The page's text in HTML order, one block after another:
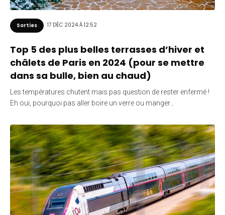
Sorties 17 DÉC 2024 À 12:52
Top 5 des plus belles terrasses d’hiver et
châlets de Paris en 2024 (pour se mettre
dans sa bulle, bien au chaud)
Les températures chutent mais pas question de rester enfermé !
Eh oui, pourquoi pas aller boire un verre ou manger…